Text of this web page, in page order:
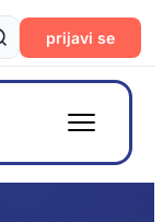
prijavi se